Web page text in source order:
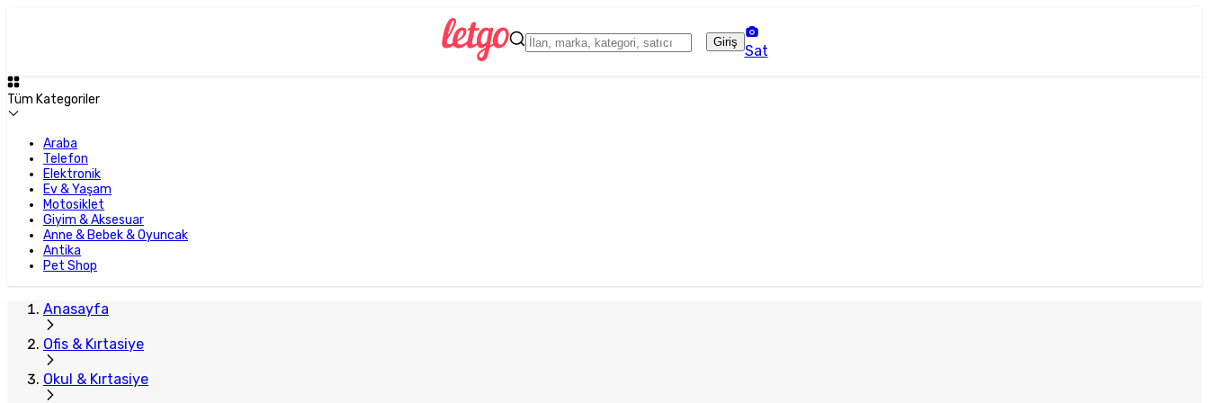
Giriş
Sat
Tüm Kategoriler
Araba
Telefon
Elektronik
Ev & Yaşam
Motosiklet
Giyim & Aksesuar
Anne & Bebek & Oyuncak
Antika
Pet Shop
Anasayfa
Ofis & Kırtasiye
Okul & Kırtasiye